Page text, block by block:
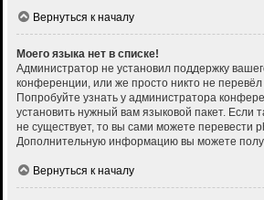
Вернуться к началу
Моего языка нет в списке!
Администратор не установил поддержку
конференции, или же просто никто не
Попробуйте узнать у администратора
установить нужный вам языковой пакет. Если
не существует, то вы сами можете перевести
Дополнительную информацию вы можете
Вернуться к началу